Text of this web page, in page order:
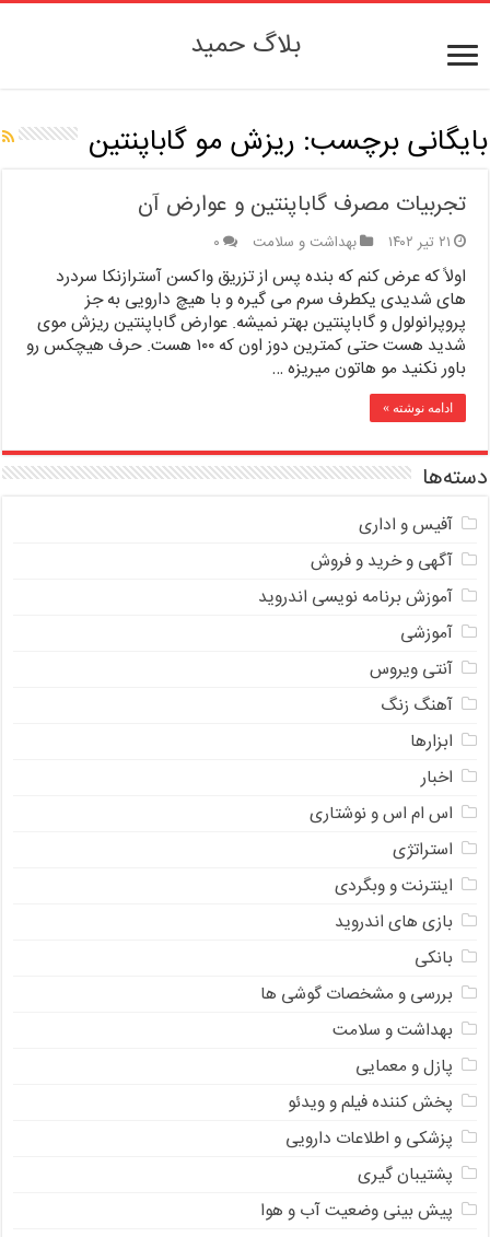
بلاگ حمید
بایگانی برچسب: ریزش مو گاباپنتین
تجربیات مصرف گاباپنتین و عوارض آن
۲۱ تیر ۱۴۰۲ بهداشت و سلامت ۰
اولاً که عرض کنم که بنده پس از تزریق واکسن آسترازنکا سردرد
های شدیدی یکطرف سرم می گیره و با هیچ دارویی به جز
پروپرانولول و گاباپنتین بهتر نمیشه. عوارض گاباپنتین ریزش موی
شدید هست حتی کمترین دوز اون که ۱۰۰ هست. حرف هیچکس رو
باور نکنید مو هاتون میریزه …
ادامه نوشته »
دسته‌ها
آفیس و اداری
آگهی و خرید و فروش
آموزش برنامه نویسی اندروید
آموزشی
آنتی ویروس
آهنگ زنگ
ابزارها
اخبار
اس ام اس و نوشتاری
استراتژی
اینترنت و وبگردی
بازی های اندروید
بانکی
بررسی و مشخصات گوشی ها
بهداشت و سلامت
پازل و معمایی
پخش کننده فیلم و ویدئو
پزشکی و اطلاعات دارویی
پشتیبان گیری
پیش بینی وضعیت آب و هوا